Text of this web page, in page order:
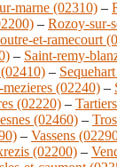
marne (02310) –
– Rozoy-sur-
et-ramecourt
– Saint-remy-
–
mezieres (02240) –
(02220) –
(02460) –
– Vassens
(02200) –